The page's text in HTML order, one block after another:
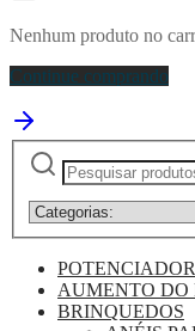
Nenhum produto no
Continue comprando
Pesquisar
AUMENTO DO
BRINQUEDOS